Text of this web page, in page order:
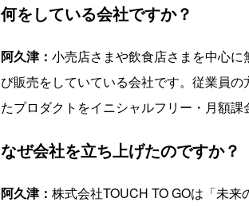
何をしている会社ですか？
阿久津： 小売店さまや飲食店さまを中心
び販売をしていている会社です。従業員
たプロダクトをイニシャルフリー・月額課
なぜ会社を立ち上げたのですか？
阿久津： 株式会社TOUCH TO GOは「未